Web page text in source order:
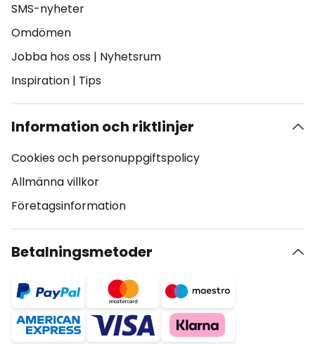
SMS-nyheter
Omdömen
Jobba hos oss | Nyhetsrum
Inspiration | Tips
Information och riktlinjer
Cookies och personuppgiftspolicy
Allmänna villkor
Företagsinformation
Betalningsmetoder